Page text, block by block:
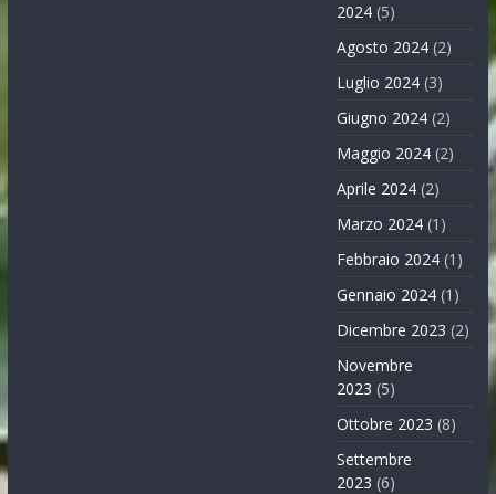
2024 (5)
Agosto 2024 (2)
Luglio 2024 (3)
Giugno 2024 (2)
Maggio 2024 (2)
Aprile 2024 (2)
Marzo 2024 (1)
Febbraio 2024 (1)
Gennaio 2024 (1)
Dicembre 2023 (2)
Novembre
2023 (5)
Ottobre 2023 (8)
Settembre
2023 (6)